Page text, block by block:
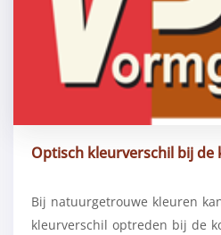
Optisch kleurverschil bij de
Bij natuurgetrouwe kleuren
kleurverschil optreden bij de